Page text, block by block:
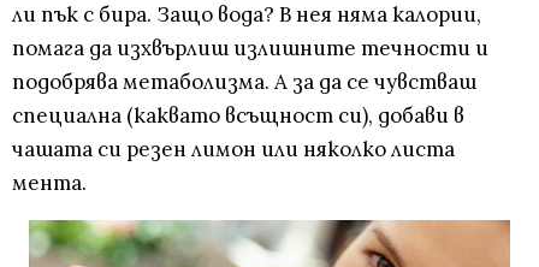
ли пък с бира. Защо вода? В нея няма калории,
помага да изхвърлиш излишните течности и
подобрява метаболизма. А за да се чувстваш
специална (каквато всъщност си), добави в
чашата си резен лимон или няколко листа
мента.